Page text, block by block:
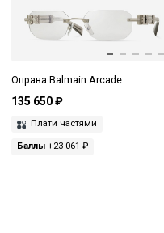
Оправа Balmain Arcade
135 650 ₽
Плати частями
Баллы +23 061 ₽